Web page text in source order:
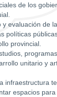
de los
evaluación de
políticas
provincial.
unitario y
infraestructura
espacios